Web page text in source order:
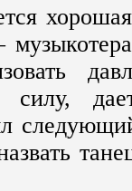
силу,